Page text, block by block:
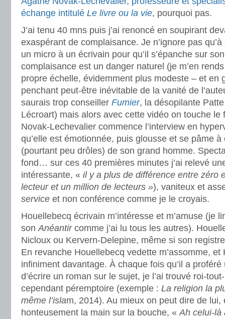
échange intitulé Le livre ou la vie, pourquoi pas.
J’ai tenu 40 mns puis j’ai renoncé en soupirant
exaspérant de complaisance. Je n’ignore pas
un micro à un écrivain pour qu’il s’épanche sur
complaisance est un danger naturel (je m’en
propre échelle, évidemment plus modeste – et en
penchant peut-être inévitable de la vanité de
saurais trop conseiller Fumier, la désopilante
Lécroart) mais alors avec cette vidéo on touche le
Novak-Lechevalier commence l’interview en
qu’elle est émotionnée, puis glousse et se pâme
(pourtant peu drôles) de son grand homme.
fond… sur ces 40 premières minutes j’ai relevé
intéressante, « il y a plus de différence entre zéro
lecteur et un million de lecteurs »), vaniteux et
service et non conférence comme je le croyais.
Houellebecq écrivain m’intéresse et m’amuse (je
sonAnéantircomme j’ai lu tous les autres).
Nicloux ou Kervern-Delepine, même si son
En revanche Houellebecq vedette m’assomme,
infiniment davantage. À chaque fois qu’il a
d’écrire un roman sur le sujet, je l’ai trouvé roi-
cependant péremptoire (exemple : La religion la
même l’islam, 2014). Au mieux on peut dire de lui,
honteusement la main sur la bouche, «Ah celui-là